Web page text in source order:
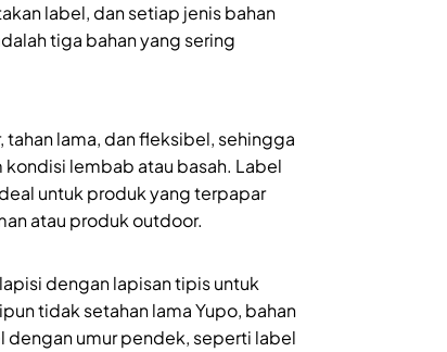
label, dan setiap jenis bahan
tiga bahan yang sering
tahan lama, dan fleksibel, sehingga
lembab atau basah. Label
untuk produk yang terpapar
atau produk outdoor.
dengan lapisan tipis untuk
tidak setahan lama Yupo, bahan
dengan umur pendek, seperti label